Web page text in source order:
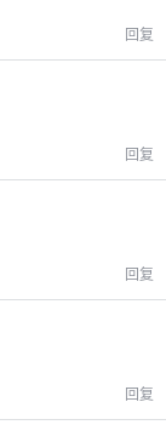
回复
回复
回复
回复